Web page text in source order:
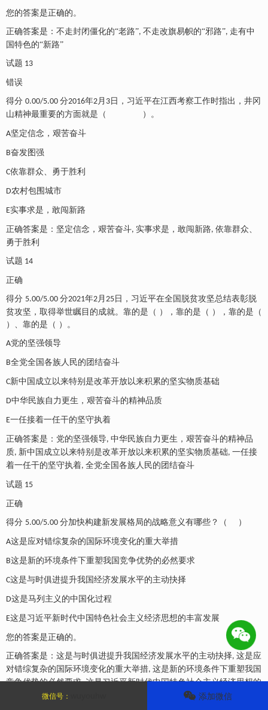
您的答案是正确的。
正确答案是：不走封闭僵化的“老路”, 不走改旗易帜的“邪路”, 走有中
国特色的“新路”
试题 13
错误
得分 0.00/5.00 分2016年2月 3 日，习近平在江西考察工作时指出，井冈
山精神最重要的方面就是（
）。
A坚定信念，艰苦奋斗
B奋发图强
C依靠群众、勇于胜利
D农村包围城市
E实事求是，敢闯新路
正确答案是：坚定信念，艰苦奋斗, 实事求是，敢闯新路, 依靠群众、
勇于胜利
试题 14
正确
得分 5.00/5.00 分2021年2月 25 日，习近平在全国脱贫攻坚总结表彰脱
贫攻坚，取得举世瞩目的成就。靠的是（ ），靠的是（ ），靠的是（
）、靠的是（ ）。
A党的坚强领导
B全党全国各族人民的团结奋斗
C新中国成立以来特别是改革开放以来积累的坚实物质基础
D中华民族自力更生，艰苦奋斗的精神品质
E一任接着一任干的坚守执着
正确答案是：党的坚强领导, 中华民族自力更生，艰苦奋斗的精神品
质, 新中国成立以来特别是改革开放以来积累的坚实物质基础, 一任接
着一任干的坚守执着, 全党全国各族人民的团结奋斗
试题 15
正确
得分 5.00/5.00 分加快构建新发展格局的战略意义有哪些？（ ）
A这是应对错综复杂的国际环境变化的重大举措
B这是新的环境条件下重塑我国竞争优势的必然要求
C这是与时俱进提升我国经济发展水平的主动抉择
D这是马列主义的中国化过程
E这是习近平新时代中国特色社会主义经济思想的丰富发展
您的答案是正确的。
正确答案是：这是与时俱进提升我国经济发展水平的主动抉择, 这是应
对错综复杂的国际环境变化的重大举措, 这是新的环境条件下重塑我国
竞争优势的必然要求,这是习近平新时代中国特色社会主义经济思想的
微信号： 添加微信